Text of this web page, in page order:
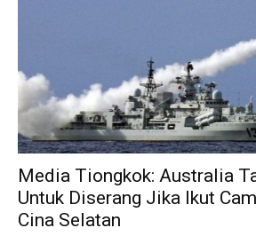
Media Tiongkok: Australia
Untuk Diserang Jika Ikut
Cina Selatan